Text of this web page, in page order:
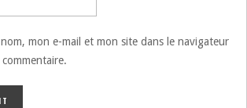
mon e-mail et mon site dans le navigateur